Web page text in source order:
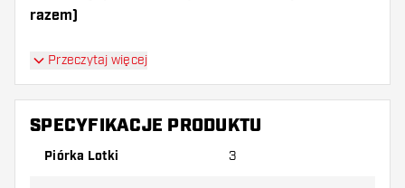
razem)
Dartshopper tip!
Upewnij się, że masz pod ręką dużo piórek i
shaftów. Mogą one zostać uszkodzone lub
Przeczytaj więcej
SPECYFIKACJE PRODUKTU
Piórka Lotki 3